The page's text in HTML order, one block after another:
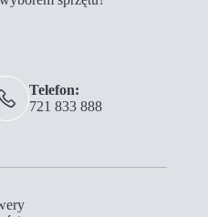
Telefon:
721 833 888